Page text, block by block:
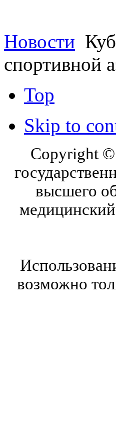
Новости
спортивной
Top
Skip to
Copyright ©
высшего
возможно